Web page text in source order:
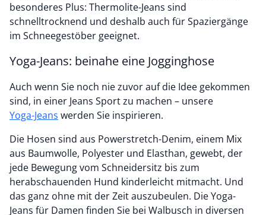
besonderes Plus: Thermolite-Jeans sind
schnelltrocknend und deshalb auch für Spaziergänge
im Schneegestöber geeignet.
Yoga-Jeans: beinahe eine Jogginghose
Auch wenn Sie noch nie zuvor auf die Idee gekommen
sind, in einer Jeans Sport zu machen – unsere
Yoga-Jeans werden Sie inspirieren.
Die Hosen sind aus Powerstretch-Denim, einem Mix
aus Baumwolle, Polyester und Elasthan, gewebt, der
jede Bewegung vom Schneidersitz bis zum
herabschauenden Hund kinderleicht mitmacht. Und
das ganz ohne mit der Zeit auszubeulen. Die Yoga-
Jeans für Damen finden Sie bei Walbusch in diversen